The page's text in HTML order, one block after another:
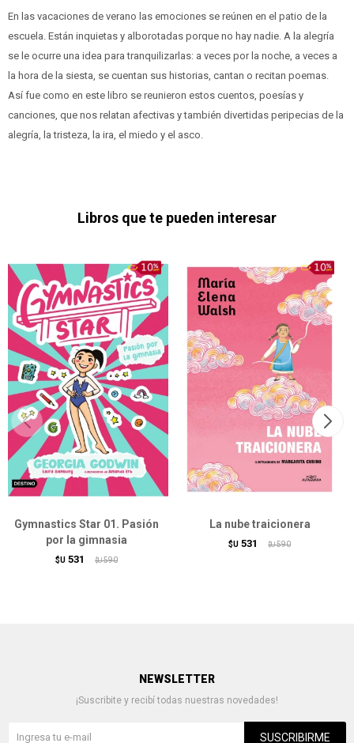
En las vacaciones de verano las emociones se reúnen en el patio de la
escuela. Están inquietas y alborotadas porque no hay nadie. A la alegría
se le ocurre una idea para tranquilizarlas: a veces por la noche, a veces a
la hora de la siesta, se cuentan sus historias, cantan o recitan poemas.
Así fue como en este libro se reunieron estos cuentos, poesías y
canciones, que nos relatan afectivas y también divertidas peripecias de la
alegría, la tristeza, la ira, el miedo y el asco.
Libros que te pueden interesar
Gymnastics Star 01. Pasión
por la gimnasia
$U 531 $U 590
La nube traicionera
$U 531 $U 590
NEWSLETTER
¡Suscribite y recibí todas nuestras novedades!
SUSCRIBIRME